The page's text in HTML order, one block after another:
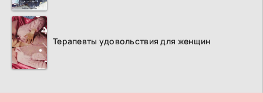
Терапевты удовольствия для женщин